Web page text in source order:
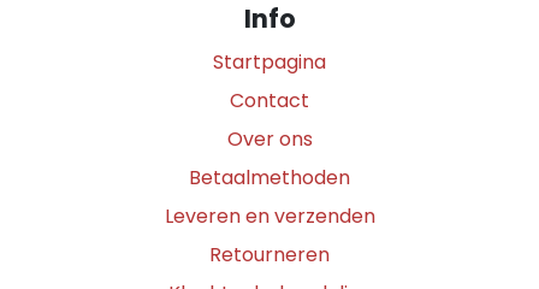
Info
Startpagina
Contact
Over ons
Betaalmethoden
Leveren en verzenden
Retourneren